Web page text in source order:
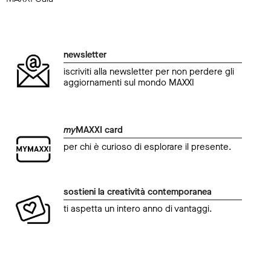
newsletter
iscriviti alla newsletter per non perdere gli
aggiornamenti sul mondo MAXXI
myMAXXI card
per chi è curioso di esplorare il presente.
sostieni la creatività contemporanea
ti aspetta un intero anno di vantaggi.